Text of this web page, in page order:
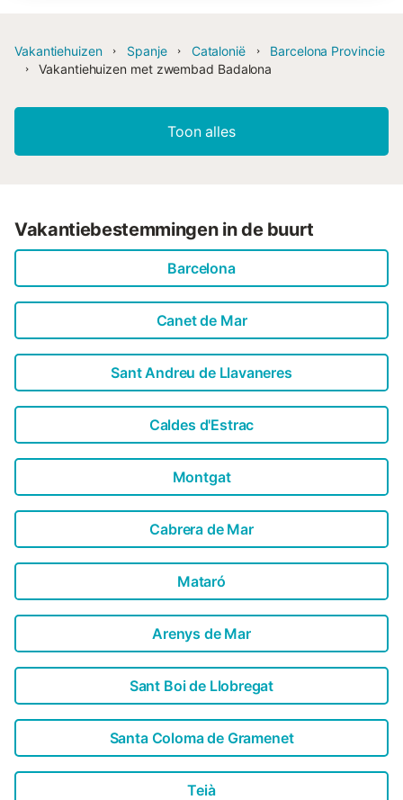
Vakantiehuizen Spanje Catalonië
Barcelona Provincie
Vakantiehuizen met zwembad Badalona
Toon alles
Vakantiebestemmingen in de buurt
Barcelona
Canet de Mar
Sant Andreu de Llavaneres
Caldes d'Estrac
Montgat
Cabrera de Mar
Mataró
Arenys de Mar
Sant Boi de Llobregat
Santa Coloma de Gramenet
Teià